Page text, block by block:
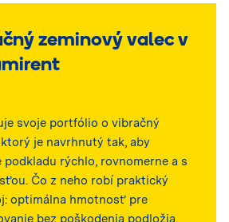
zeminový valec v
svoje portfólio o vibračný
je navrhnutý tak, aby
rýchlo, rovnomerne a s
Čo z neho robí praktický
optimálna hmotnosť pre
bez poškodenia podložia,